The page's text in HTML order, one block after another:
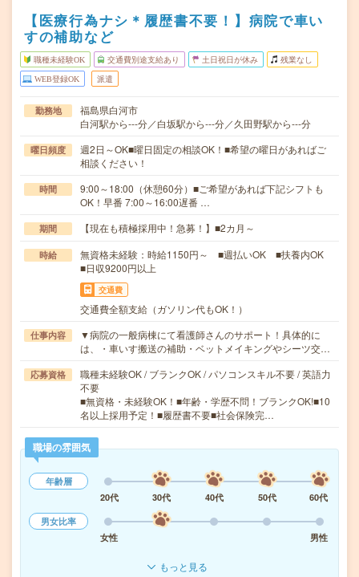
【医療行為ナシ＊履歴書不要！】病院で車い
すの補助など
職種未経験OK 交通費別途支給あり 土日祝日が休み 残業なし
WEB登録OK 派遣
勤務地
福島県白河市
白河駅から---分／白坂駅から---分／久田野駅から---分
曜日頻度
週2日～OK■曜日固定の相談OK！■希望の曜日があればご
相談ください！
時間
9:00～18:00（休憩60分）■ご希望があれば下記シフトも
OK！早番 7:00～16:00遅番 …
期間 【現在も積極採用中！急募！】■2カ月～
時給
無資格未経験：時給1150円～ ■週払いOK ■扶養内OK
■日収9200円以上
交通費
交通費全額支給（ガソリン代もOK！）
仕事内容
▼病院の一般病棟にて看護師さんのサポート！具体的に
は、・車いす搬送の補助・ベットメイキングやシーツ交…
応募資格
職種未経験OK / ブランクOK / パソコンスキル不要 / 英語力
不要
■無資格・未経験OK！■年齢・学歴不問！ブランクOK!■10
名以上採用予定！■履歴書不要■社会保険完…
職場の雰囲気
年齢層
20代
30代 40代 50代
60代
男女比率
女性
男性
もっと見る